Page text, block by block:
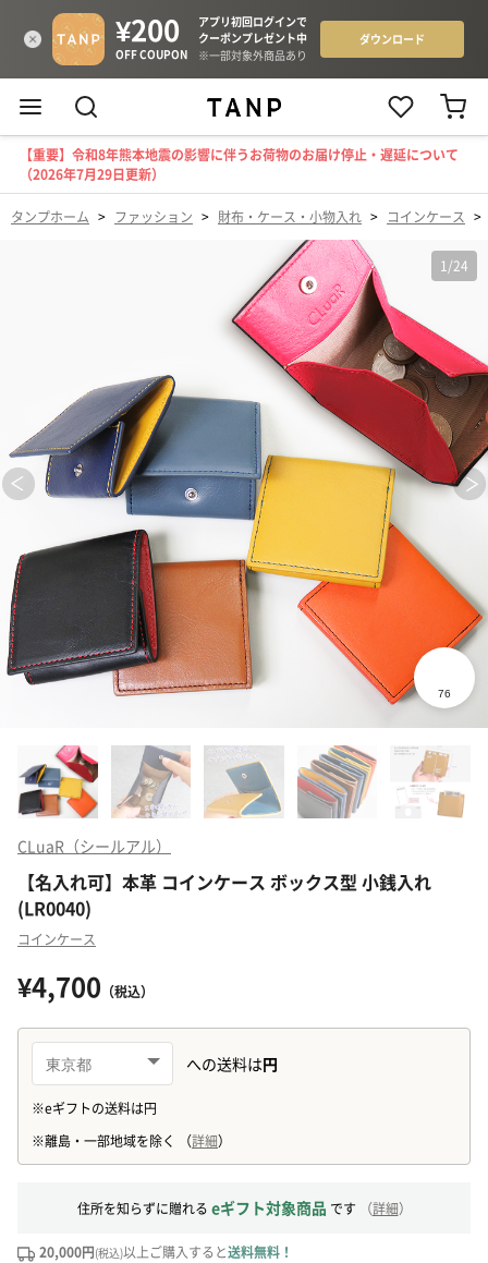
【重要】令和8年熊本地震の影響に伴うお荷物のお届け停止・遅延について
（2026年7月29日更新）
タンプホーム > ファッション > 財布・ケース・小物入れ > コインケース >
1 /24
CLuaR（シールアル）
【名入れ可】本革 コインケース ボックス型 小銭入れ
(LR0040)
コインケース
¥4,700 （税込）
住所を知らずに贈れる eギフト対象商品 です （詳細）
20,000円(税込)以上ご購入すると送料無料！